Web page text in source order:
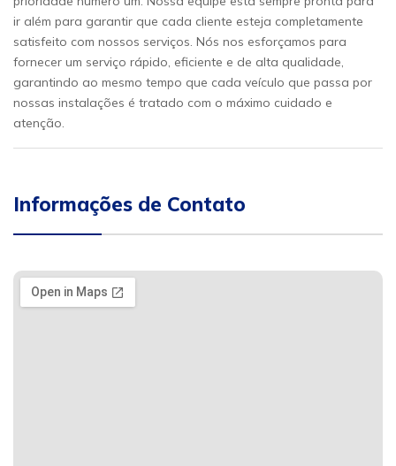
ir além para garantir que cada cliente esteja completamente
satisfeito com nossos serviços. Nós nos esforçamos para
fornecer um serviço rápido, eficiente e de alta qualidade,
garantindo ao mesmo tempo que cada veículo que passa por
nossas instalações é tratado com o máximo cuidado e
atenção.
Informações de Contato